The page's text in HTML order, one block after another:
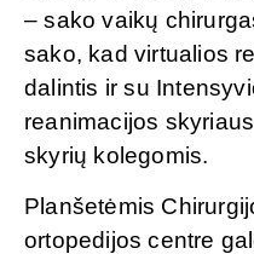
– sako vaikų
sako, kad virtualios
dalintis ir su
reanimacijos
skyrių kolegomis.
Planšetėmis
ortopedijos centre